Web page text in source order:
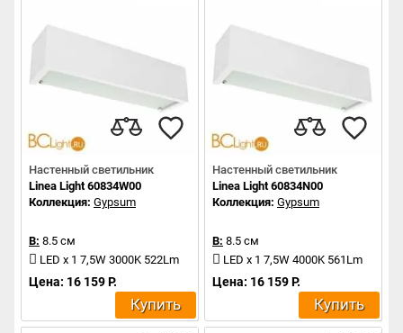
Настенный светильник
Linea Light 60834W00
Коллекция: Gypsum
В: 8.5 см
LED x 1 7,5W 3000K 522Lm
Цена: 16 159 Р.
Купить
Настенный светильник
Linea Light 60834N00
Коллекция: Gypsum
В: 8.5 см
LED x 1 7,5W 4000K 561Lm
Цена: 16 159 Р.
Купить